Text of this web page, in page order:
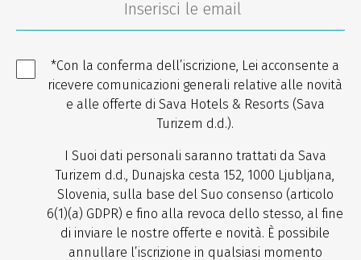
*Con la conferma dell’iscrizione, Lei acconsente a
ricevere comunicazioni generali relative alle novità
e alle offerte di Sava Hotels & Resorts (Sava
Turizem d.d.).
I Suoi dati personali saranno trattati da Sava
Turizem d.d., Dunajska cesta 152, 1000 Ljubljana,
Slovenia, sulla base del Suo consenso (articolo
6(1)(a) GDPR) e fino alla revoca dello stesso, al fine
di inviare le nostre offerte e novità. È possibile
annullare l’iscrizione in qualsiasi momento